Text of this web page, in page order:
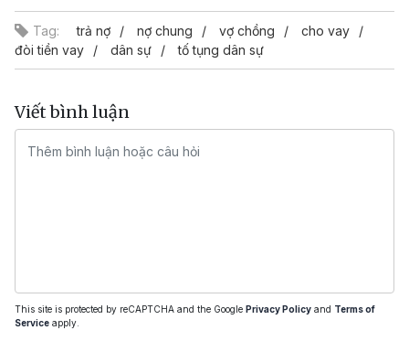
Tag: trả nợ nợ chung vợ chồng
cho vay
đòi tiền vay
dân sự tố tụng dân sự
Viết bình luận
This site is protected by reCAPTCHA and the Google Privacy Policy and Terms of
Service apply.